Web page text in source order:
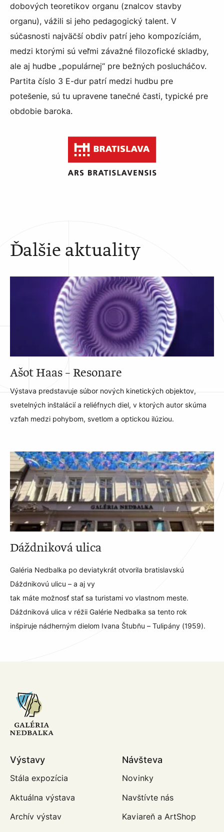
dobových teoretikov organu (znalcov stavby
organu), vážili si jeho pedagogický talent. V
súčasnosti najväčší obdiv patrí jeho kompozíciám,
medzi ktorými sú veľmi závažné filozofické skladby,
ale aj hudbe „populárnej“ pre bežných poslucháčov.
Partita číslo 3 E-dur patrí medzi hudbu pre
potešenie, sú tu upravene tanečné časti, typické pre
obdobie baroka.
Ďalšie aktuality
Ašot Haas – Resonare
Výstava predstavuje súbor nových kinetických objektov,
svetelných inštalácií a reliéfnych diel, v ktorých autor skúma
vzťah medzi pohybom, svetlom a optickou ilúziou.
Dáždniková ulica
Galéria Nedbalka po deviatykrát otvorila bratislavskú
Dáždnikovú ulicu – a aj vy
tak máte možnosť stať sa turistami vo vlastnom meste.
Dáždniková ulica v réžii Galérie Nedbalka sa tento rok
inšpiruje nádherným dielom Ivana Štubňu – Tulipány (1959).
Výstavy
Stála expozícia
Aktuálna výstava
Archív výstav
Návšteva
Novinky
Navštívte nás
Kaviareň a ArtShop